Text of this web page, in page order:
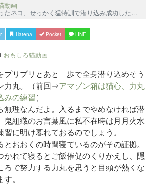
動画
ネコ、せっかく猛特訓で潜り込み成功したのに
Hatena Pocket LINE
おもしろ猫動画
プリプリとあと一歩で全身潜り込めそう
力丸。（前回⇒アマゾン箱は猫心、力丸
みの練習）
無理なんだよ。入るまでやめなければ潜
鬼組織のお言葉風に私不在時は月月火水
に明け暮れておるのでしょう。
おおくの時間寝ているのがその証拠。
かれて寝るとご飯催促のくりかえし、隠
ろで努力する力丸を思うと目頭が熱くな
。